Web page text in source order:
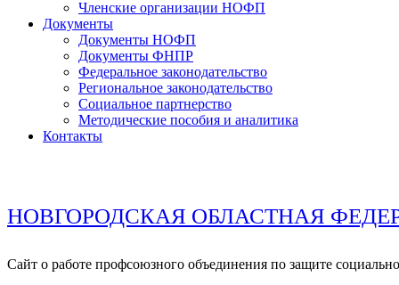
Членские организации НОФП
Документы
Документы НОФП
Документы ФНПР
Федеральное законодательство
Региональное законодательство
Социальное партнерство
Методические пособия и аналитика
Контакты
НОВГОРОДСКАЯ ОБЛАСТНАЯ
Сайт о работе профсоюзного объединения по защите